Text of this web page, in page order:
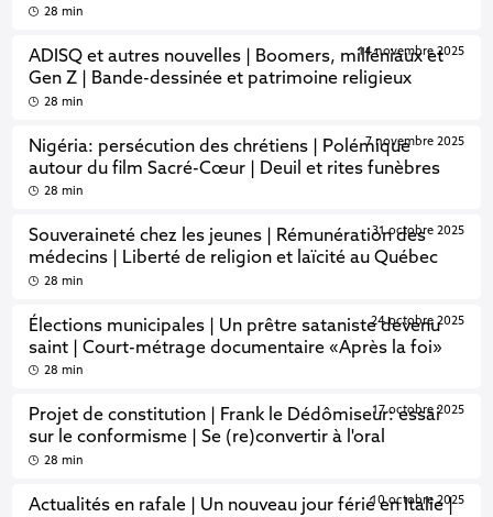
28 min
ADISQ et autres nouvelles | Boomers, milléniaux et
Gen Z | Bande-dessinée et patrimoine religieux
14 novembre 2025
28 min
Nigéria: persécution des chrétiens | Polémique
autour du film Sacré-Cœur | Deuil et rites funèbres
7 novembre 2025
28 min
Souveraineté chez les jeunes | Rémunération des
médecins | Liberté de religion et laïcité au Québec
31 octobre 2025
28 min
Élections municipales | Un prêtre sataniste devenu
saint | Court-métrage documentaire «Après la foi»
24 octobre 2025
28 min
Projet de constitution | Frank le Dédômiseur: essai
sur le conformisme | Se (re)convertir à l'oral
17 octobre 2025
28 min
Actualités en rafale | Un nouveau jour férié en Italie |
10 octobre 2025